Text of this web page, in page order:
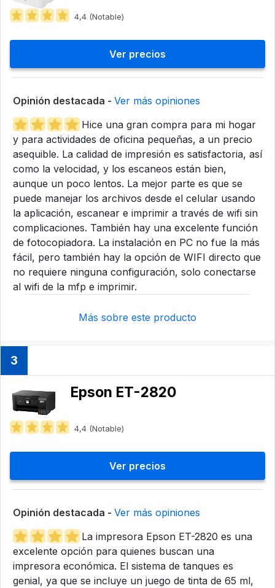
4,4 (Notable)
Ver precios
Opinión destacada - Ver más opiniones
Hice una gran compra para mi hogar
y para actividades de oficina pequeñas, a un precio
asequible. La calidad de impresión es satisfactoria, así
como la velocidad, y los escaneos están bien,
aunque un poco lentos. La mejor parte es que se
puede manejar los archivos desde el celular usando
la aplicación, escanear e imprimir a través de wifi sin
complicaciones. También hay una excelente función
de fotocopiadora. La instalación en PC no fue la más
fácil, pero también hay la opción de WIFI directo que
no requiere ninguna configuración, solo conectarse
al wifi de la mfp e imprimir.
Más sobre este producto
3
Epson ET-2820
4,4 (Notable)
Ver precios
Opinión destacada - Ver más opiniones
La impresora Epson ET-2820 es una
excelente opción para quienes buscan una
impresora económica. El sistema de tanques es
genial, ya que se incluye un juego de tinta de 65 ml,